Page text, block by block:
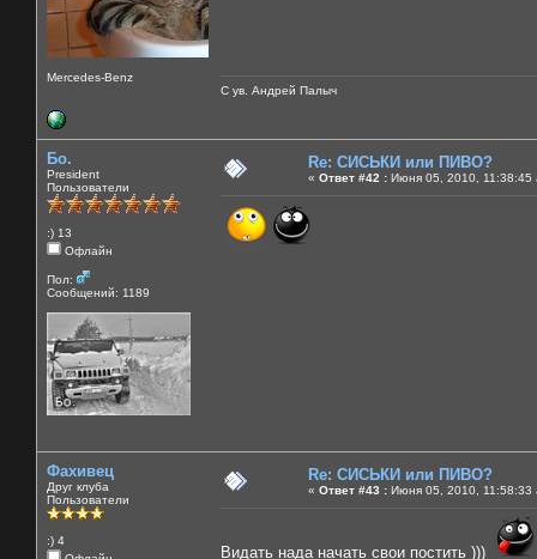
Mercedes-Benz
С ув. Андрей Палыч
Бо.
President
Пользователи
:) 13
Офлайн
Пол:
Сообщений: 1189
Re: СИСЬКИ или ПИВО?
« Ответ #42 : Июня 05, 2010, 11:38:45
Фахивец
Друг клуба
Пользователи
:) 4
Re: СИСЬКИ или ПИВО?
« Ответ #43 : Июня 05, 2010, 11:58:33
Видать нада начать свои постить )))